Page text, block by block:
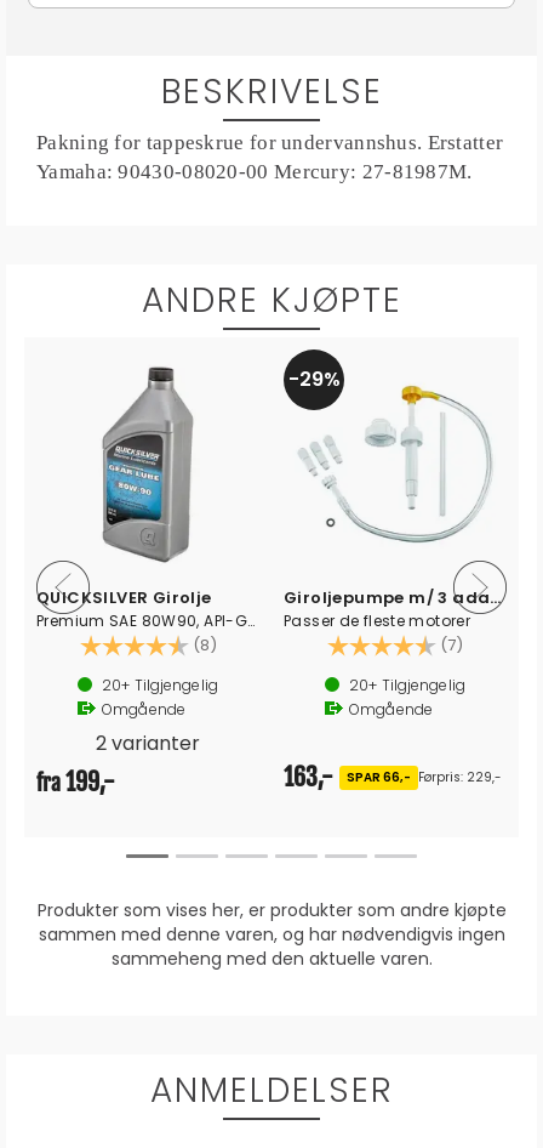
BESKRIVELSE
Pakning for tappeskrue for undervannshus. Erstatter
Yamaha: 90430-08020-00 Mercury: 27-81987M.
ANDRE KJØPTE
QUICKSILVER Girolje
Premium SAE 80W90, API-GL4
Karakter: (8) 4.8 av 5 mulige
20+ Tilgjengelig
Omgående
2 varianter
fra199,-
29%
Giroljepumpe m/ 3 adaptere
Passer de fleste motorer
Karakter: (7)
20+ Tilgjengelig
Omgående
163,- SPAR 66,- Førpris: 229,-
5 mulige
Produkter som vises her, er produkter som andre kjøpte
sammen med denne varen, og har nødvendigvis ingen
sammeheng med den aktuelle varen.
ANMELDELSER